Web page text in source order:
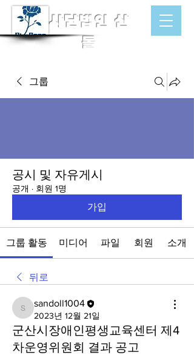
​사단법인 산
돌
그룹
공시 및 자유게시
공개 · 회원 1명
가입
그룹 활동 미디어 파일 회원 소개
뒤로
sandoll1004
sandoll1004
2023년 12월 21일
군산시장애인평생교육센터 제4
차운영위원회 결과 공고